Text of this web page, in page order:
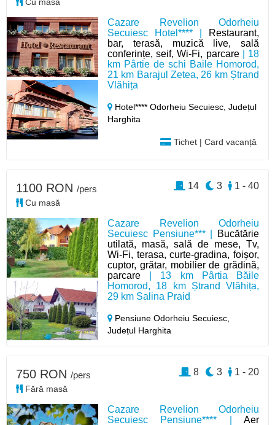
Cazare Revelion Odorheiu
Secuiesc Hotel**** |
Restaurant,
bar, terasă, muzică live, sală
conferințe, seif, Wi-Fi, parcare| 18
km Pârtie de schi Baile Homorod,
21 km Barajul Zetea, 26 km Ștrand
Vlăhița
Hotel**** Odorheiu Secuiesc,Județul
Harghita
Tichet | Card vacanță
Cazare Revelion Odorheiu
Secuiesc Pensiune*** |
Bucătărie
utilată, masă, sală de mese, Tv,
Wi-Fi, terasa, curte-gradina, foișor,
cuptor, grătar, mobilier de grădină,
parcare | 13 km Pârtia Băile
Homorod, 18 km Ștrand Vlăhița,
29 km Salina Praid
Pensiune Odorheiu Secuiesc,
Județul Harghita
1100 RON /pers
Cu masă
1 - 40
3
14
Cazare Revelion Odorheiu
Secuiesc Pensiune**** | Aer
750 RON /pers
Fără masă
1 - 20
3
8